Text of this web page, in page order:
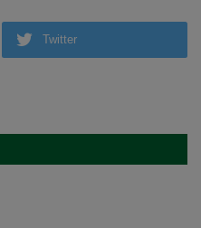
Twitter